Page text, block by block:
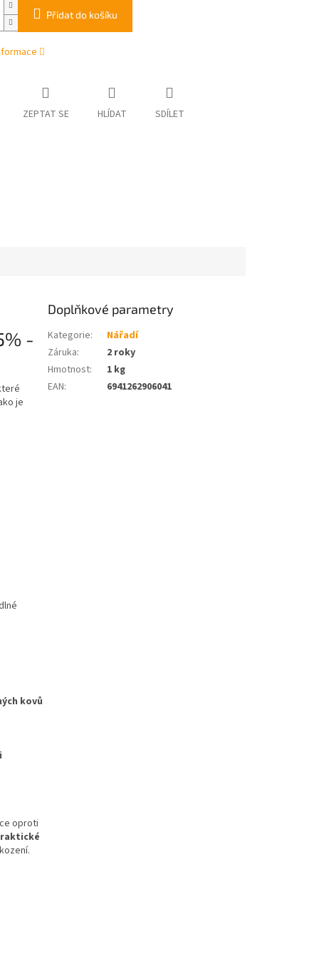
Přidat do košíku
ZEPTAT SE HLÍDAT SDÍLET
-
je
kovů
oproti
Doplňkové parametry
Kategorie:
Nářadí
Záruka:
2 roky
Hmotnost:
1 kg
EAN: 6941262906041